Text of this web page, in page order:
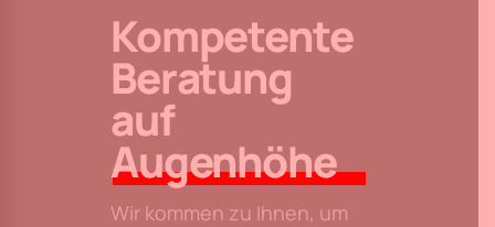
Kompetente
Beratung
auf
Augenhöhe
Wir kommen zu Ihnen, um